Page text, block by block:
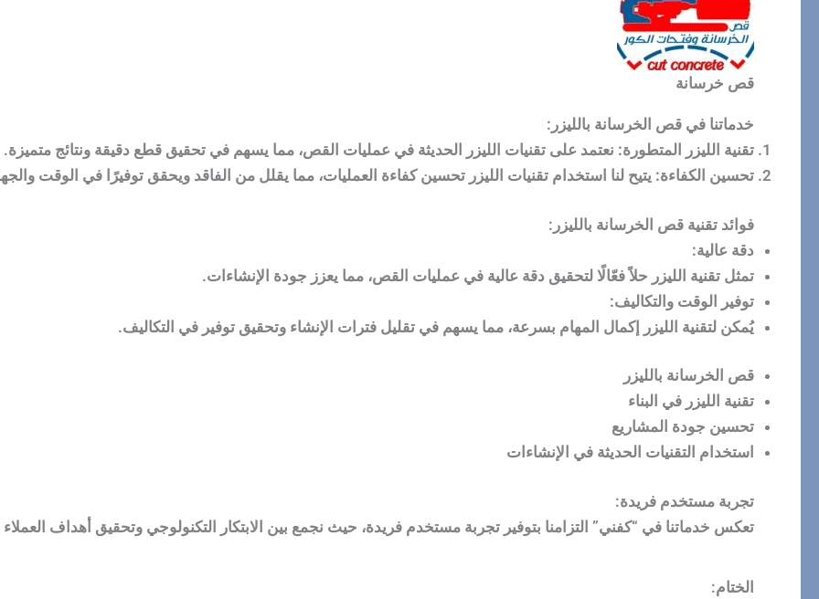
قص خرسانة
خدماتنا في قص الخرسانة بالليزر:
تقنية الليزر المتطورة: نعتمد على تقنيات الليزر الحديثة في عمليات القص، مما يسهم في تحقيق قطع دقيقة ونتائج متميزة.
تحسين الكفاءة: يتيح لنا استخدام تقنيات الليزر تحسين كفاءة العمليات، مما يقلل من الفاقد ويحقق توفيرًا في الوقت
فوائد تقنية قص الخرسانة بالليزر:
دقة عالية:
تمثل تقنية الليزر حلاً فعّالًا لتحقيق دقة عالية في عمليات القص، مما يعزز جودة الإنشاءات.
توفير الوقت والتكاليف:
يُمكن لتقنية الليزر إكمال المهام بسرعة، مما يسهم في تقليل فترات الإنشاء وتحقيق توفير في التكاليف.
قص الخرسانة بالليزر
تقنية الليزر في البناء
تحسين جودة المشاريع
استخدام التقنيات الحديثة في الإنشاءات
تجربة مستخدم فريدة:
تعكس خدماتنا في “كفني” التزامنا بتوفير تجربة مستخدم فريدة، حيث نجمع بين الابتكار التكنولوجي وتحقيق أهداف العملاء
الختام: